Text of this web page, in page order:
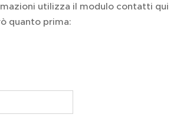
utilizza il modulo contatti qui
quanto prima: